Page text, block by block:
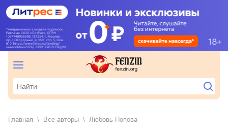
Главная Все авторы Любовь Попова